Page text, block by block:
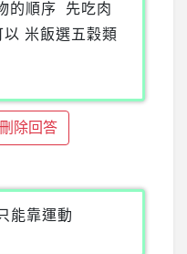
的順序 先吃肉
米飯選五穀類
除回答
能靠運動